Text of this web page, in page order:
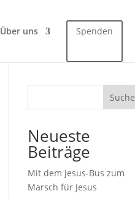
Über uns Spenden
Neueste
Beiträge
Mit dem Jesus-Bus zum
Marsch für Jesus